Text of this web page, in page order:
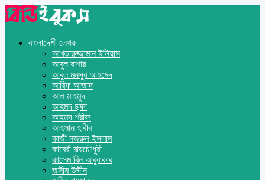
বাংলাদেশী লেখক
আখতারুজ্জামান ইলিয়াস
আবুল বাশার
আবুল মনসুর আহমেদ
আরিফ আজাদ
আল মাহমুদ
আহমদ ছফা
আহমদ শরীফ
আহসান হাবীব
কাজী নজরুল ইসলাম
কাবেরী রায়চৌধুরী
কাসেম বিন আবুবাকার
জসীম উদ্দীন